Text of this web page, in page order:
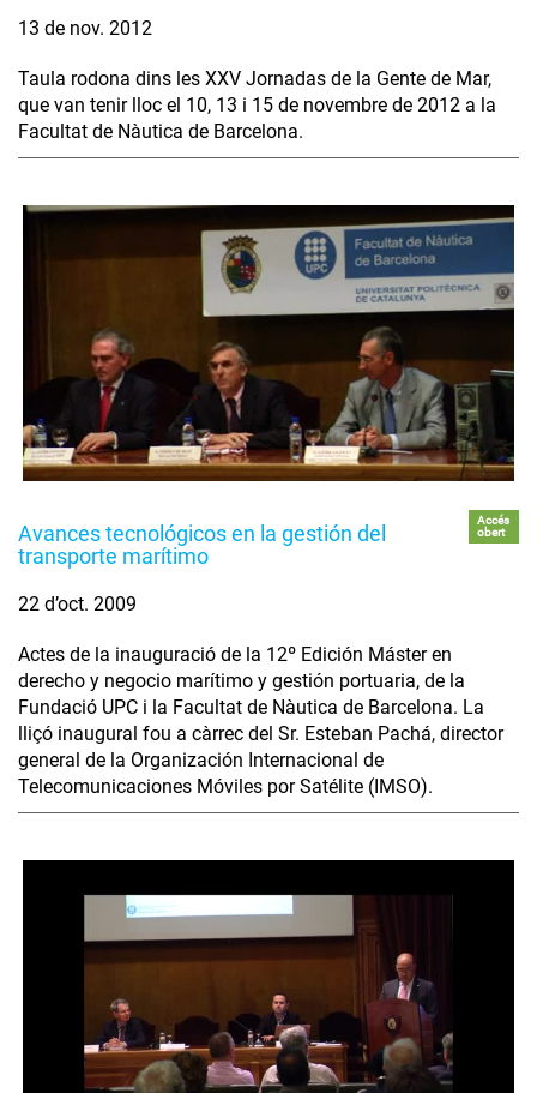
13 de nov. 2012
Taula rodona dins les XXV Jornadas de la Gente de Mar,
que van tenir lloc el 10, 13 i 15 de novembre de 2012 a la
Facultat de Nàutica de Barcelona.
Avances tecnológicos en la gestión del
transporte marítimo
Accés
obert
22 d’oct. 2009
Actes de la inauguració de la 12º Edición Máster en
derecho y negocio marítimo y gestión portuaria, de la
Fundació UPC i la Facultat de Nàutica de Barcelona. La
lliçó inaugural fou a càrrec del Sr. Esteban Pachá, director
general de la Organización Internacional de
Telecomunicaciones Móviles por Satélite (IMSO).